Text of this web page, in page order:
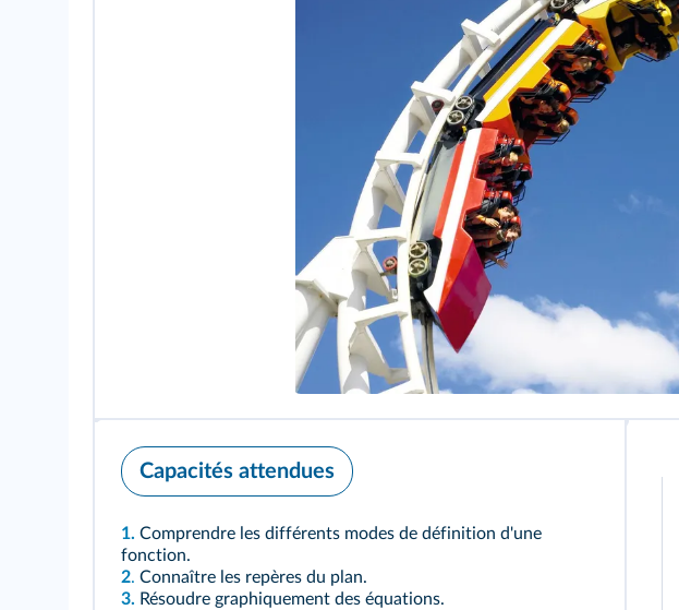
Capacités attendues
1. Comprendre les différents modes de définition d'une
fonction.
2. Connaître les repères du plan.
3. Résoudre graphiquement des équations.